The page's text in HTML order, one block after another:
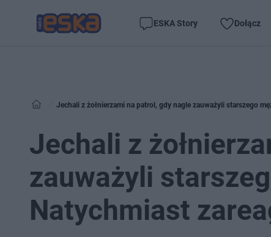
ESKA Story Dołącz
Jechali z żołnierzami na patrol, gdy nagle zauważyli starszego
Jechali z
zauważyli
Natychmiast